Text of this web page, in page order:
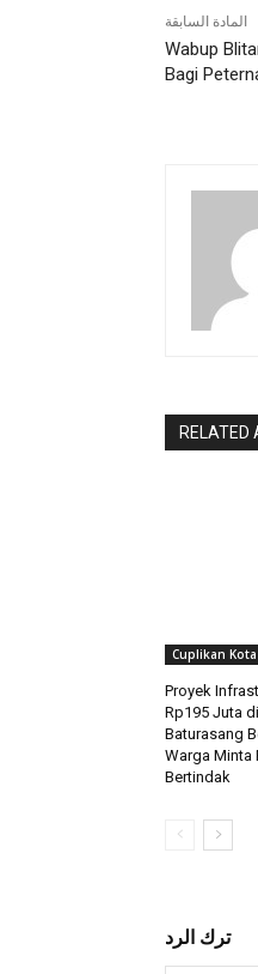
المادة السابقة
Wabup
Bagi
RELATED
Cuplikan Kota
Proyek
Rp195 Juta
Baturasang
Warga Minta
Bertindak
ترك الرد